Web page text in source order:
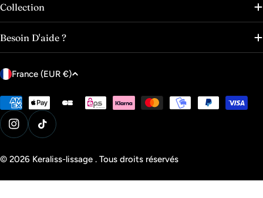
Collection
Besoin D'aide ?
P
y
s
/
é
g
France (EUR €)
Modes
de
paiement
InstagramTik Tok
© 2026 Keraliss-lissage . Tous droits réservés